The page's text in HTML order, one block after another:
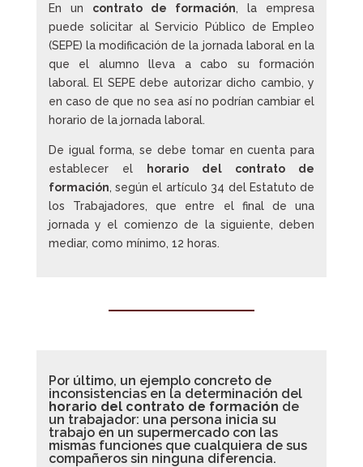
En un contrato de formación, la empresa
puede solicitar al Servicio Público de Empleo
(SEPE) la modificación de la jornada laboral en la
que el alumno lleva a cabo su formación
laboral. El SEPE debe autorizar dicho cambio, y
en caso de que no sea así no podrían cambiar el
horario de la jornada laboral.
De igual forma, se debe tomar en cuenta para
establecer el
horario del contrato de
formación, según el artículo 34 del Estatuto de
los Trabajadores, que entre el final de una
jornada y el comienzo de la siguiente, deben
mediar, como mínimo, 12 horas.
Por último, un ejemplo concreto de
inconsistencias en la determinación del
horario del contrato de formación de
un trabajador: una persona inicia su
trabajo en un supermercado con las
mismas funciones que cualquiera de sus
compañeros sin ninguna diferencia.